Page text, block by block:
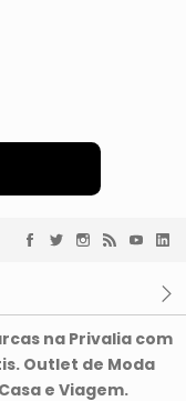
na Privalia com
Outlet de Moda
e Viagem.